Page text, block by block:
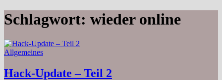
Schlagwort: wieder online
Allgemeines
Hack-Update – Teil 2